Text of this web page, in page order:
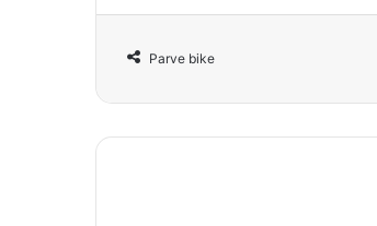
Parve bike